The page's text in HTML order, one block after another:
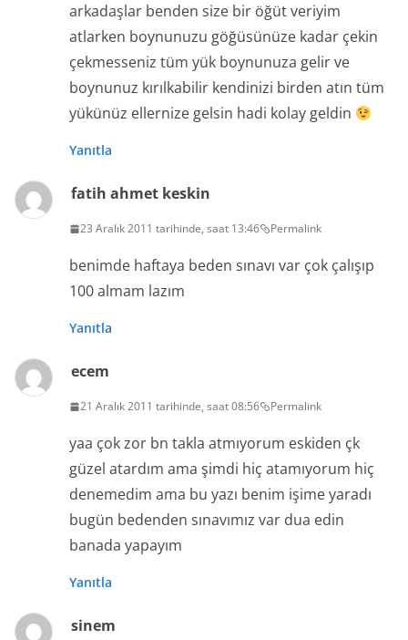
arkadaşlar benden size bir öğüt veriyim
atlarken boynunuzu göğüsünüze kadar çekin
çekmesseniz tüm yük boynunuza gelir ve
boynunuz kırılkabilir kendinizi birden atın tüm
yükünüz ellernize gelsin hadi kolay geldin
Yanıtla
fatih ahmet keskin
23 Aralık 2011 tarihinde, saat 13:46 Permalink
benimde haftaya beden sınavı var çok çalışıp
100 almam lazım
Yanıtla
ecem
21 Aralık 2011 tarihinde, saat 08:56 Permalink
yaa çok zor bn takla atmıyorum eskiden çk
güzel atardım ama şimdi hiç atamıyorum hiç
denemedim ama bu yazı benim işime yaradı
bugün bedenden sınavımız var dua edin
banada yapayım
Yanıtla
sinem